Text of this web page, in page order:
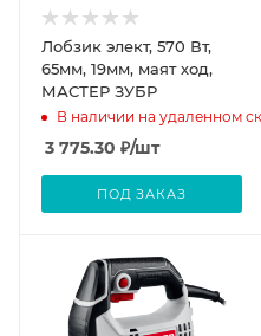
Лобзик элект, 570 Вт,
65мм, 19мм, маят ход,
МАСТЕР ЗУБР
В наличии на удаленном
3 775.30 ₽/шт
ПОД ЗАКАЗ